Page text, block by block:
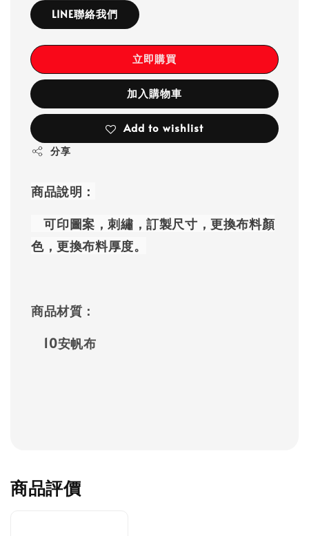
LINE聯絡我們
立即購買
加入購物車
Add to wishlist
分享
商品說明：
可印圖案，刺繡，訂製尺寸，更換布料顏
色，更換布料厚度。
商品材質：
10安帆布
商品評價